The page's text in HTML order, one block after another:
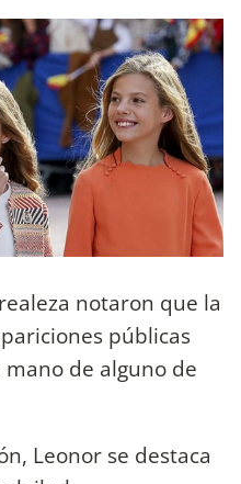
notaron que la
públicas
de alguno de
Leonor se destaca